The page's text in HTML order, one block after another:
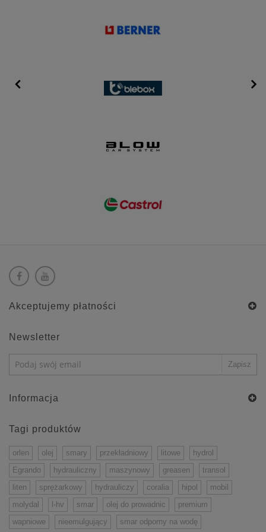
Akceptujemy płatności
Newsletter
Informacja
Tagi produktów
orlen olej smary przekładniowy litowe
hydrol
Egrando
hydrauliczny maszynowy greasen
transol
liten
sprężarkowy hydrauliczy coralia hipol
mobil
molydal
l-hv smar olej do prowadnic
premium
wapniowe
nieemulgujący smar odporny na wodę